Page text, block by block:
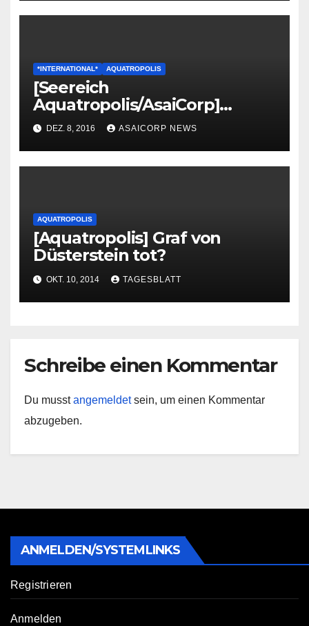
*INTERNATIONAL* AQUATROPOLIS
[Seereich
Aquatropolis/AsaiCorp]
Neutralitäts Verkündung
DEZ. 8, 2016 ASAICORP NEWS
AQUATROPOLIS
[Aquatropolis] Graf von
Düsterstein tot?
OKT. 10, 2014 TAGESBLATT
Schreibe einen Kommentar
Du musstangemeldetsein, um einen Kommentar
abzugeben.
ANMELDEN/SYSTEMLINKS
Registrieren
Anmelden